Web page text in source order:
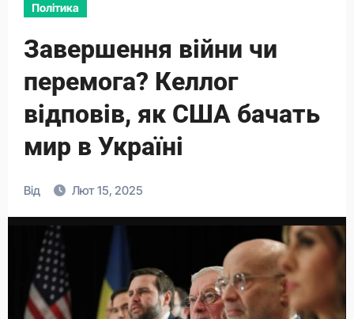
Політика
Завершення війни чи
перемога? Келлог
відповів, як США бачать
мир в Україні
Від Лют 15, 2025